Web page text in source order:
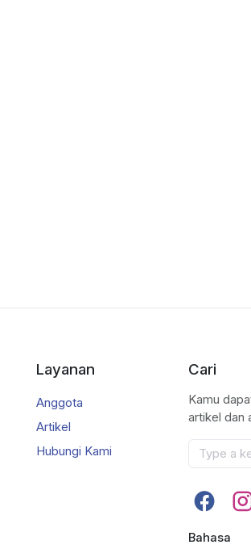
Layanan
Anggota
Artikel
Hubungi Kami
Cari
Kamu
artikel dan
Bahasa